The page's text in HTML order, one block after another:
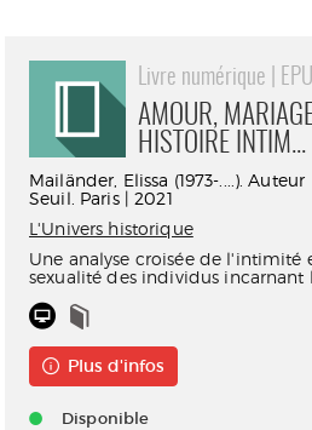
Livre numérique |
AMOUR,
HISTOIRE INTIM...
Mailänder, Elissa (1973-....). Auteur
Seuil. Paris | 2021
L'Univers historique
Une analyse croisée de l'intimité
sexualité des individus incarnant
Plus d'infos
Disponible